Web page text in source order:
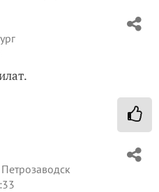
Петрозаводск